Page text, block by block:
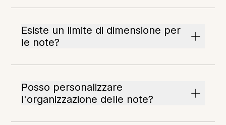
Esiste un limite di dimensione per
le note?
Posso personalizzare
l'organizzazione delle note?